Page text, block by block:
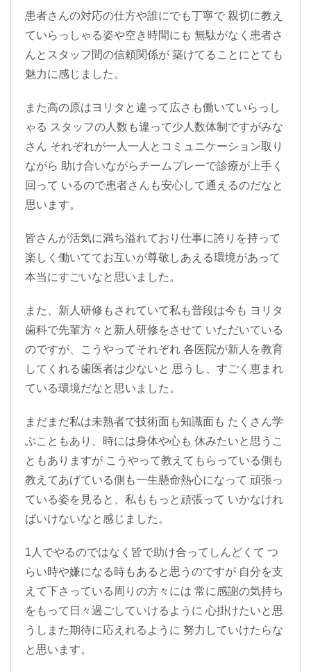
患者さんの対応の仕方や誰にでも丁寧で 親切に教え
ていらっしゃる姿や空き時間にも 無駄がなく患者さ
んとスタッフ間の信頼関係が 築けてることにとても
魅力に感じました。
また高の原はヨリタと違って広さも働いていらっし
ゃる スタッフの人数も違って少人数体制ですがみな
さん それぞれが一人一人とコミュニケーション取り
ながら 助け合いながらチームプレーで診療が上手く
回って いるので患者さんも安心して通えるのだなと
思います。
皆さんが活気に満ち溢れており仕事に誇りを持って
楽しく働いててお互いが尊敬しあえる環境があって
本当にすごいなと思いました。
また、新人研修もされていて私も普段は今も ヨリタ
歯科で先輩方々と新人研修をさせて いただいている
のですが、こうやってそれぞれ 各医院が新人を教育
してくれる歯医者は少ないと 思うし、すごく恵まれ
ている環境だなと思いました。
まだまだ私は未熟者で技術面も知識面も たくさん学
ぶこともあり、時には身体や心も 休みたいと思うこ
ともありますが こうやって教えてもらっている側も
教えてあげている側も一生懸命熱心になって 頑張っ
ている姿を見ると、私ももっと頑張って いかなけれ
ばいけないなと感じました。
1人でやるのではなく皆で助け合ってしんどくて つ
らい時や嫌になる時もあると思うのですが 自分を支
えて下さっている周りの方々には 常に感謝の気持ち
をもって日々過ごしていけるように 心掛けたいと思
うしまた期待に応えれるように 努力していけたらな
と思います。